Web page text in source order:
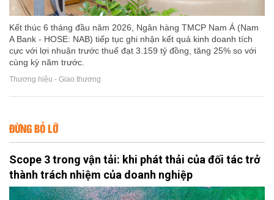
Kết thúc 6 tháng đầu năm 2026, Ngân hàng TMCP Nam Á (Nam
A Bank - HOSE: NAB) tiếp tục ghi nhận kết quả kinh doanh tích
cực với lợi nhuận trước thuế đạt 3.159 tỷ đồng, tăng 25% so với
cùng kỳ năm trước.
Thương hiệu - Giao thương
ĐỪNG BỎ LỠ
Scope 3 trong vận tải: khi phát thải của đối tác trở
thành trách nhiệm của doanh nghiệp